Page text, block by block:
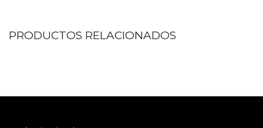
PRODUCTOS RELACIONADOS